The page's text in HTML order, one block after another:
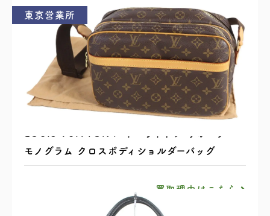
東京営業所
モノグラム クロスボディショルダーバッグ
買取理由はこちら